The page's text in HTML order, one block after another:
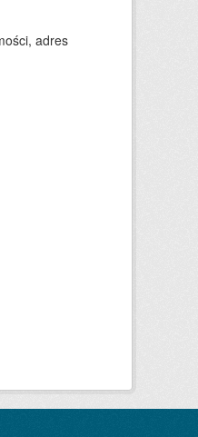
adres